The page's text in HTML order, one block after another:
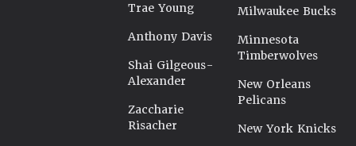
Trae Young
Anthony Davis
Shai Gilgeous-
Alexander
Zaccharie
Risacher
Milwaukee Bucks
Minnesota
Timberwolves
New Orleans
Pelicans
New York Knicks